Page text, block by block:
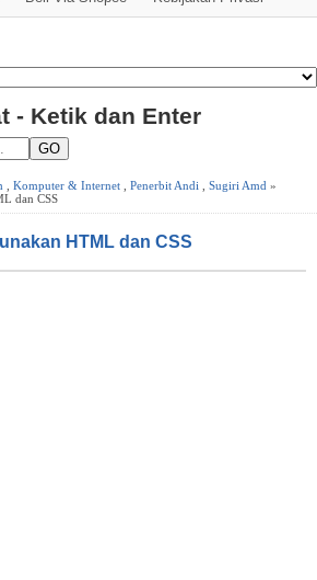
- Ketik dan Enter
GO
Komputer & Internet Penerbit Andi Sugiri Amd »
dan CSS
HTML dan CSS